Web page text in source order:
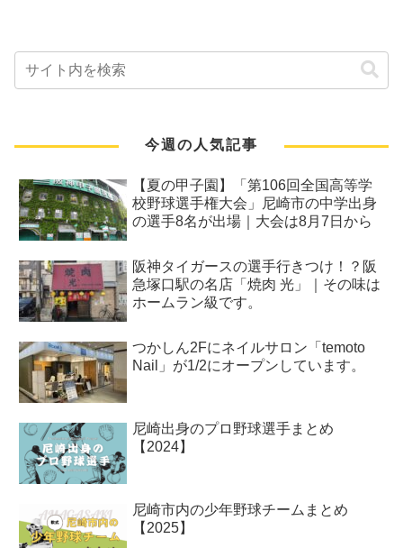
今週の人気記事
【夏の甲子園】「第106回全国高等学
校野球選手権大会」尼崎市の中学出身
の選手8名が出場｜大会は8月7日から
阪神タイガースの選手行きつけ！？阪
急塚口駅の名店「焼肉 光」｜その味は
ホームラン級です。
つかしん2Fにネイルサロン「temoto
Nail」が1/2にオープンしています。
尼崎出身のプロ野球選手まとめ
【2024】
尼崎市内の少年野球チームまとめ
【2025】